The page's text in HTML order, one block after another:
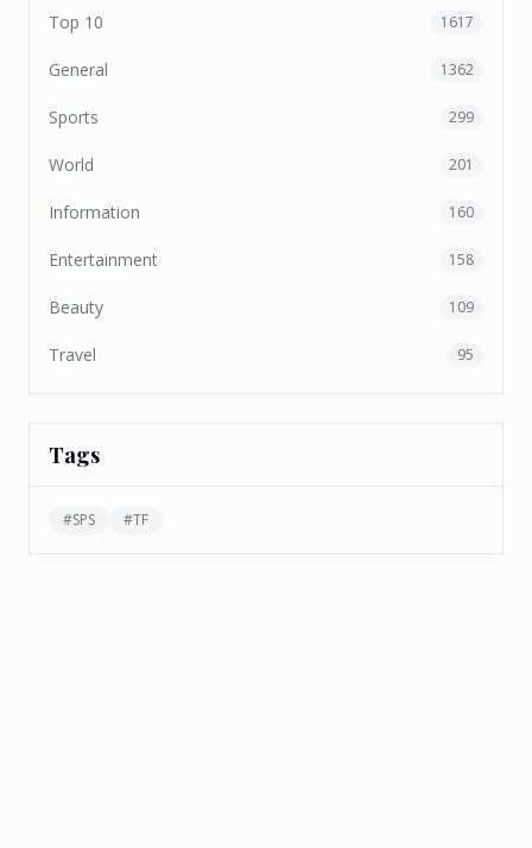
Top 10 1617
General 1362
Sports 299
World 201
Information 160
Entertainment 158
Beauty 109
Travel 95
Tags
#SPS #TF